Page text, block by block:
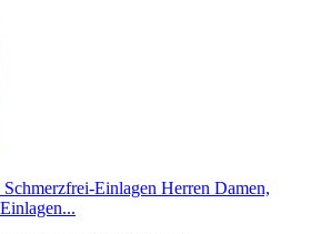
Einlagen Herren Damen,